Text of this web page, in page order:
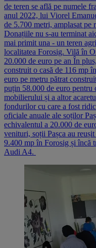
de teren se află pe numele
anul 2022, lui Viorel
de 5.700 metri, amplasat pe
Donațiile nu s-au terminat
mai primit una - un teren
localitatea Forosig. Vilă în
20.000 de euro pe an În
construit o casă de 116 mp
euro pe metru pătrat
puțin 58.000 de euro pentru
mobilierului și a altor
fondurilor cu care a fost
oficiale anuale ale soților
echivalentul a 20.000 de
venituri, soții Pașca au
9.400 mp în Forosig și încă
Audi A4.